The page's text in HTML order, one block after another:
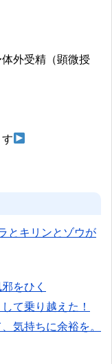
外受精（顕微授
とキリンとゾウが
をひく
て乗り越えた！
気持ちに余裕を。